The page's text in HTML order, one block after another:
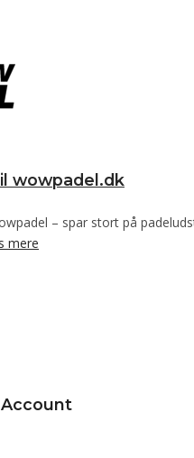
wowpadel.dk
– spar stort på
mere